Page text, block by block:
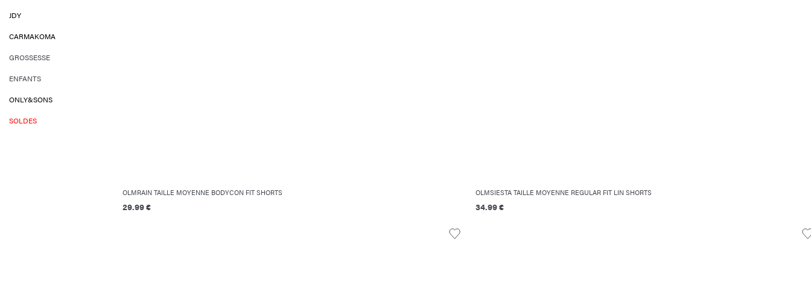
JDY
CARMAKOMA
GROSSESSE
ENFANTS
ONLY&SONS
SOLDES
OLMRAIN TAILLE MOYENNE BODYCON FIT SHORTS
29.99 €
OLMSIESTA TAILLE MOYENNE REGULAR FIT LIN SHORTS
34.99 €